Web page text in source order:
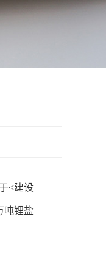
<建设
吨锂盐